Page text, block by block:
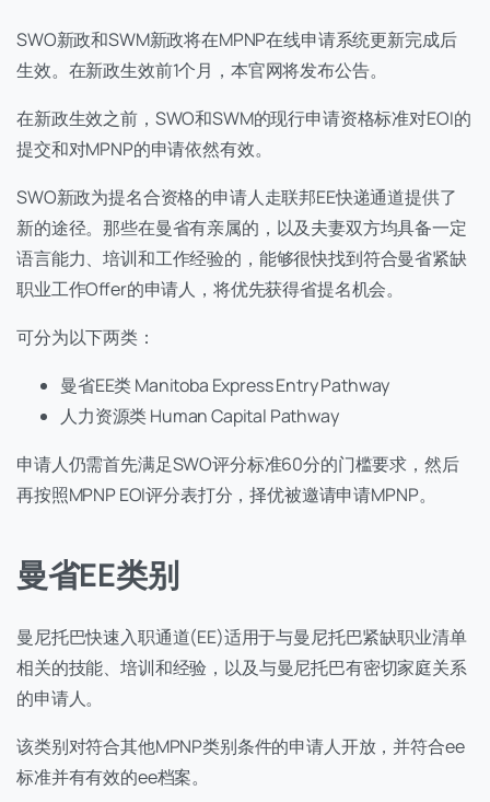
SWO新政和SWM新政将在MPNP在线申请系统更新完成后
生效。在新政生效前1个月，本官网将发布公告。
在新政生效之前，SWO和SWM的现行申请资格标准对EOI的
提交和对MPNP的申请依然有效。
SWO新政为提名合资格的申请人走联邦EE快递通道提供了
新的途径。那些在曼省有亲属的，以及夫妻双方均具备一定
语言能力、培训和工作经验的，能够很快找到符合曼省紧缺
职业工作Offer的申请人，将优先获得省提名机会。
可分为以下两类：
曼省EE类 Manitoba Express Entry Pathway
人力资源类 Human Capital Pathway
申请人仍需首先满足SWO评分标准60分的门槛要求，然后
再按照MPNP EOI评分表打分，择优被邀请申请MPNP。
曼省EE类别
曼尼托巴快速入职通道(EE)适用于与曼尼托巴紧缺职业清单
相关的技能、培训和经验，以及与曼尼托巴有密切家庭关系
的申请人。
该类别对符合其他MPNP类别条件的申请人开放，并符合ee
标准并有有效的ee档案。